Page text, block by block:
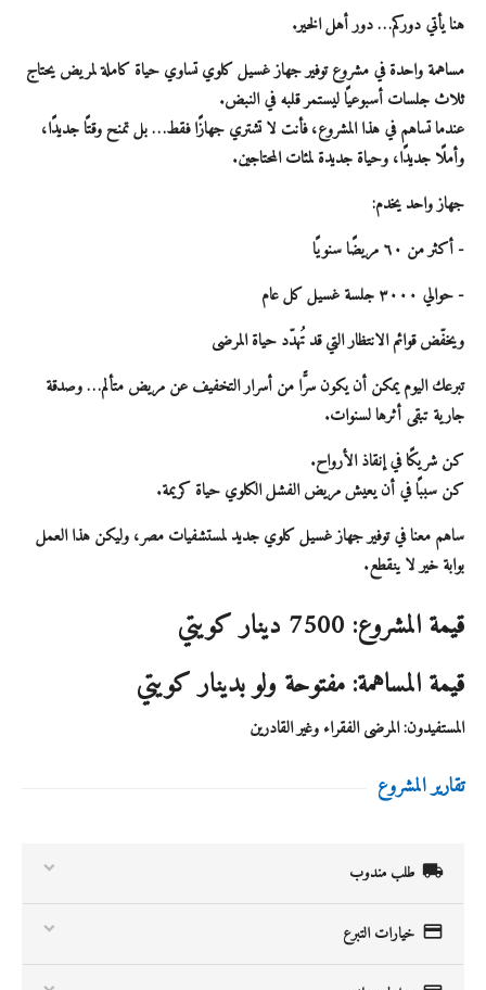
هنا يأتي دوركم… دور أهل الخير.
مساهمة واحدة في مشروع توفير جهاز غسيل كلوي تساوي حياة كاملة لمريض يحتاج
ثلاث جلسات أسبوعيًا ليستمر قلبه في النبض.
عندما تساهم في هذا المشروع، فأنت لا تشتري جهازًا فقط… بل تمنح وقتًا جديدًا،
وأملًا جديدًا، وحياة جديدة لمئات المحتاجين.
جهاز واحد يخدم:
- أكثر من ٦٠ مريضًا سنويًا
- حوالي ٣٠٠٠ جلسة غسيل كل عام
ويخفّض قوائم الانتظار التي قد تُهدّد حياة المرضى
تبرعك اليوم يمكن أن يكون سرًّا من أسرار التخفيف عن مريض متألم… وصدقة
جارية تبقى أثرها لسنوات.
كن شريكًا في إنقاذ الأرواح.
كن سببًا في أن يعيش مريض الفشل الكلوي حياة كريمة.
ساهم معنا في توفير جهاز غسيل كلوي جديد لمستشفيات مصر، وليكن هذا العمل
بوابة خير لا ينقطع.
قيمة المشروع: 7500 دينار كويتي
قيمة المساهمة: مفتوحة ولو بدينار كويتي
المستفيدون: المرضى الفقراء وغير القادرين
تقارير المشروع
 طلب مندوب
 خيارات التبرع